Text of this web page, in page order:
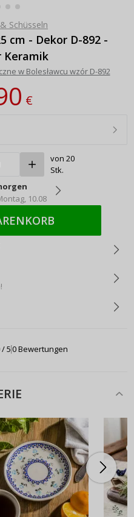
Schüsseln
cm - Dekor D-892 -
Keramik
w Bolesławcu wzór D-892
€
von 20
Stk.
10.08
/ 50 Bewertungen